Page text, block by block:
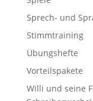
Sprech- und
Stimmtraining
Übungshefte
Vorteilspakete
Willi und seine